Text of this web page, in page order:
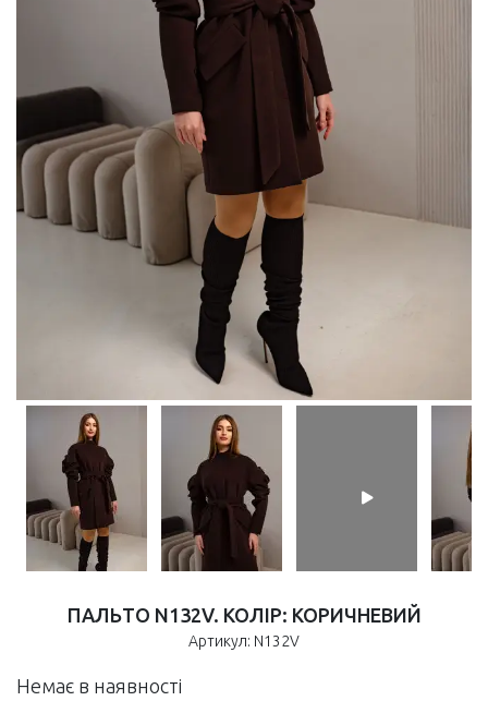
ПАЛЬТО N132V. КОЛІР: КОРИЧНЕВИЙ
Артикул: N132V
Немає в наявності